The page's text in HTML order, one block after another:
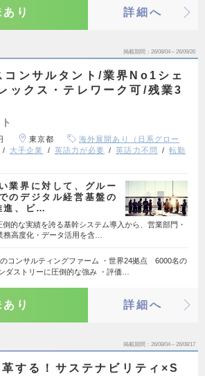
り 詳細へ
掲載期間 26/08/04～26/09/26
ンサルタント/業界No1シェ
ックス・テレワーク可/残業3
東京都
海外展開あり（日系グロー
大手企業 英語力が必要 英語力不問
転勤
業界に対して、グルー
のデジタル経営基盤の
進、ビ…
的な実績を誇る基幹システム導入から、営業部門・
務高度化・データ活用を含…
のコンサルティングファーム ・世界24拠点 6000名の
ダストリーに圧倒的な強み ・評価…
り 詳細へ
掲載期間 26/08/04～26/08/17
する！サステナビリティ×S